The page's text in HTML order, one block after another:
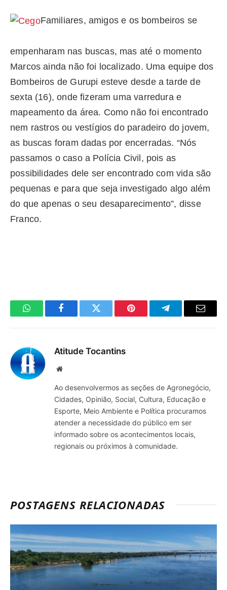
Familiares, amigos e os bombeiros se
empenharam nas buscas, mas até o momento
Marcos ainda não foi localizado. Uma equipe dos
Bombeiros de Gurupi esteve desde a tarde de
sexta (16), onde fizeram uma varredura e
mapeamento da área. Como não foi encontrado
nem rastros ou vestígios do paradeiro do jovem,
as buscas foram dadas por encerradas. “Nós
passamos o caso a Polícia Civil, pois as
possibilidades dele ser encontrado com vida são
pequenas e para que seja investigado algo além
do que apenas o seu desaparecimento”, disse
Franco.
WhatsAppFacebookTwitter Pinterest TelegramaE-
Atitude Tocantins
Site
Ao desenvolvermos as seções de Agronegócio,
Cidades, Opinião, Social, Cultura, Educação e
Esporte, Meio Ambiente e Política procuramos
atender a necessidade do público em ser
informado sobre os acontecimentos locais,
regionais ou próximos à comunidade.
POSTAGENS RELACIONADAS